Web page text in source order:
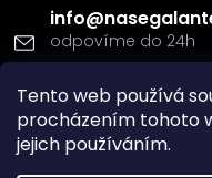
Tento web používá
procházením tohoto
jejich používáním.
info@
Doprava a platba